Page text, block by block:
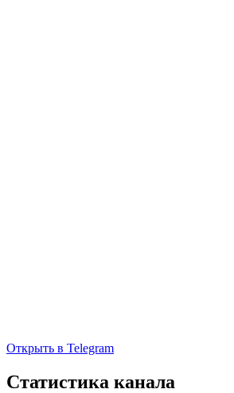
Открыть в Telegram
Статистика канала